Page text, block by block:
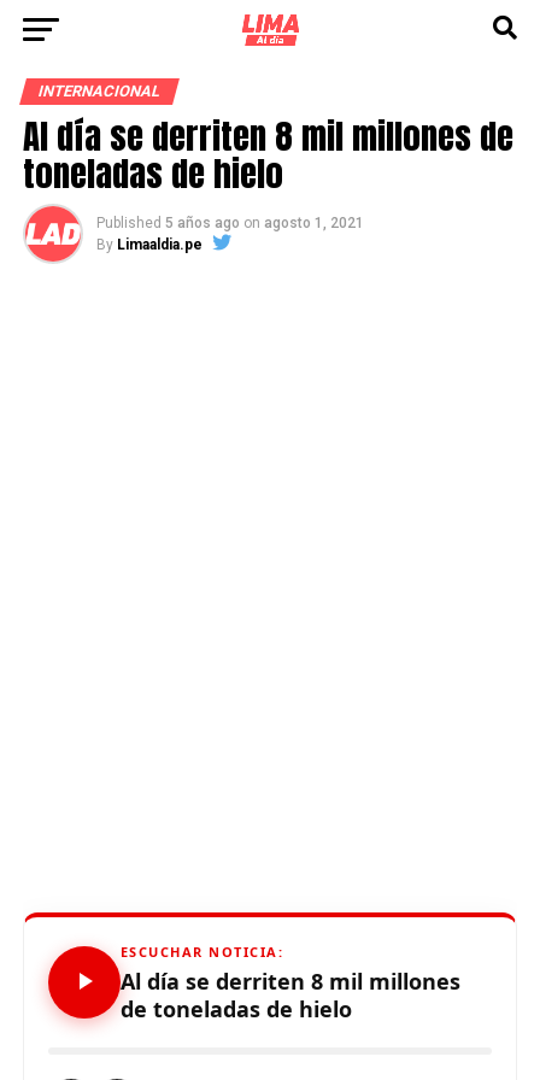
INTERNACIONAL
Al día se derriten 8 mil millones de
toneladas de hielo
Published 5 años ago on agosto 1, 2021
By Limaaldia.pe
ESCUCHAR NOTICIA:
Al día se derriten 8 mil millones
de toneladas de hielo